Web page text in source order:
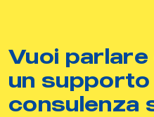
Vuoi
un supporto
consulenza